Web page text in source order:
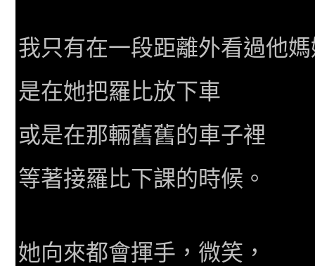
我只有在一段距離外看過他
是在她把羅比放下車
或是在那輛舊舊的車子裡
等著接羅比下課的時候。
她向來都會揮手，微笑，